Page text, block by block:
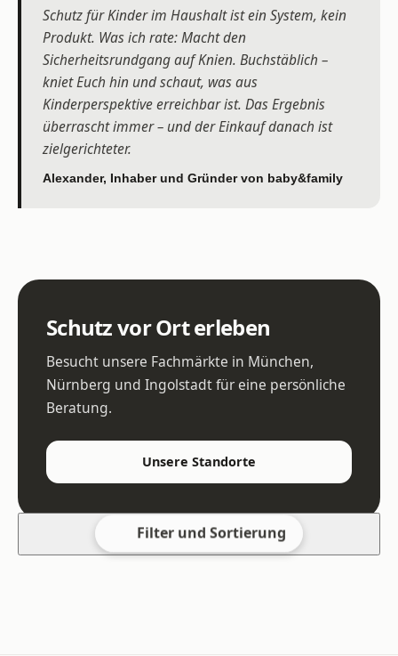
Filter und Sortierung
Schutz für Kinder im Haushalt ist ein System, kein
Produkt. Was ich rate: Macht den
Sicherheitsrundgang auf Knien. Buchstäblich –
kniet Euch hin und schaut, was aus
Kinderperspektive erreichbar ist. Das Ergebnis
überrascht immer – und der Einkauf danach ist
zielgerichteter.
Alexander, Inhaber und Gründer von baby&family
Schutz vor Ort erleben
Besucht unsere Fachmärkte in München,
Nürnberg und Ingolstadt für eine persönliche
Beratung.
Unsere Standorte